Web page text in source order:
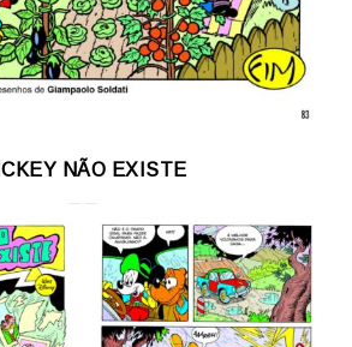
NÃO EXISTE